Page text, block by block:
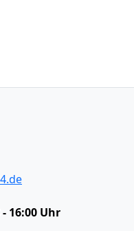
- 16:00 Uhr